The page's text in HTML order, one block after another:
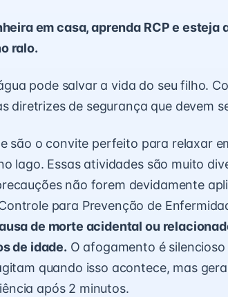
em casa, aprenda RCP e esteja
ralo.
pode salvar a vida do seu filho.
diretrizes de segurança que devem
são o convite perfeito para relaxar
lago. Essas atividades são muito
não forem devidamente
para Prevenção de
de morte acidental ou
de idade. O afogamento é
quando isso acontece, mas
após 2 minutos.